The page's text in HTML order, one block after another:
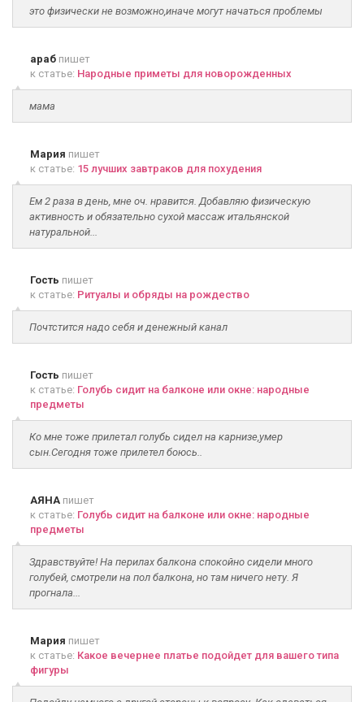
это физически не возможно,иначе могут начаться проблемы
араб пишет
к статье: Народные приметы для новорожденных
мама
Мария пишет
к статье: 15 лучших завтраков для похудения
Ем 2 раза в день, мне оч. нравится. Добавляю физическую
активность и обязательно сухой массаж итальянской
натуральной...
Гость пишет
к статье: Ритуалы и обряды на рождество
Почтстится надо себя и денежный канал
Гость пишет
к статье: Голубь сидит на балконе или окне: народные
предметы
Ко мне тоже прилетал голубь сидел на карнизе,умер
сын.Сегодня тоже прилетел боюсь..
АЯНА пишет
к статье: Голубь сидит на балконе или окне: народные
предметы
Здравствуйте! На перилах балкона спокойно сидели много
голубей, смотрели на пол балкона, но там ничего нету. Я
прогнала...
Мария пишет
к статье: Какое вечернее платье подойдет для вашего типа
фигуры